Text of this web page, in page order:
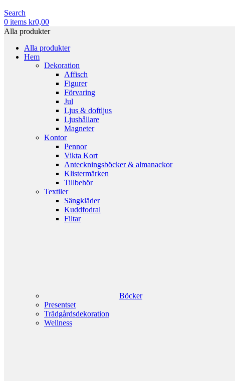
Search
0 items kr0,00
Alla produkter
Alla produkter
Hem
Dekoration
Affisch
Figurer
Förvaring
Jul
Ljus & doftljus
Ljushållare
Magneter
Kontor
Pennor
Vikta Kort
Anteckningsböcker & almanackor
Klistermärken
Tillbehör
Textiler
Sängkläder
Kuddfodral
Filtar
Böcker
Presentset
Trädgårdsdekoration
Wellness